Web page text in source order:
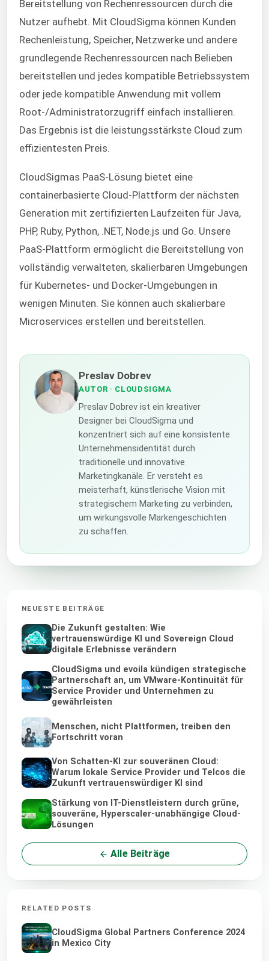
Bereitstellung von Rechenressourcen durch die
Nutzer aufhebt. Mit CloudSigma können Kunden
Rechenleistung, Speicher, Netzwerke und andere
grundlegende Rechenressourcen nach Belieben
bereitstellen und jedes kompatible Betriebssystem
oder jede kompatible Anwendung mit vollem
Root-/Administratorzugriff einfach installieren.
Das Ergebnis ist die leistungsstärkste Cloud zum
effizientesten Preis.
CloudSigmas PaaS-Lösung bietet eine
containerbasierte Cloud-Plattform der nächsten
Generation mit zertifizierten Laufzeiten für Java,
PHP, Ruby, Python, .NET, Node.js und Go. Unsere
PaaS-Plattform ermöglicht die Bereitstellung von
vollständig verwalteten, skalierbaren Umgebungen
für Kubernetes- und Docker-Umgebungen in
wenigen Minuten. Sie können auch skalierbare
Microservices erstellen und bereitstellen.
Preslav Dobrev
AUTOR · CLOUDSIGMA
Preslav Dobrev ist ein kreativer
Designer bei CloudSigma und
konzentriert sich auf eine konsistente
Unternehmensidentität durch
traditionelle und innovative
Marketingkanäle. Er versteht es
meisterhaft, künstlerische Vision mit
strategischem Marketing zu verbinden,
um wirkungsvolle Markengeschichten
zu schaffen.
NEUESTE BEITRÄGE
Die Zukunft gestalten: Wie
vertrauenswürdige KI und Sovereign Cloud
digitale Erlebnisse verändern
CloudSigma und evoila kündigen strategische
Partnerschaft an, um VMware-Kontinuität für
Service Provider und Unternehmen zu
gewährleisten
Menschen, nicht Plattformen, treiben den
Fortschritt voran
Von Schatten-KI zur souveränen Cloud:
Warum lokale Service Provider und Telcos die
Zukunft vertrauenswürdiger KI sind
Stärkung von IT-Dienstleistern durch grüne,
souveräne, Hyperscaler-unabhängige Cloud-
Lösungen
Alle Beiträge
RELATED POSTS
CloudSigma Global Partners Conference 2024
in Mexico City